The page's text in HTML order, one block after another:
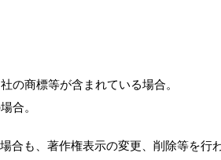
の商標等が含まれている場合。
合。
合も、著作権表示の変更、削除等を行